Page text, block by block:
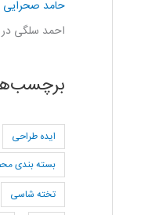
حامد صحرایی
احمد سلگی
ایده طراحی
بسته بندی
تخته شاسی